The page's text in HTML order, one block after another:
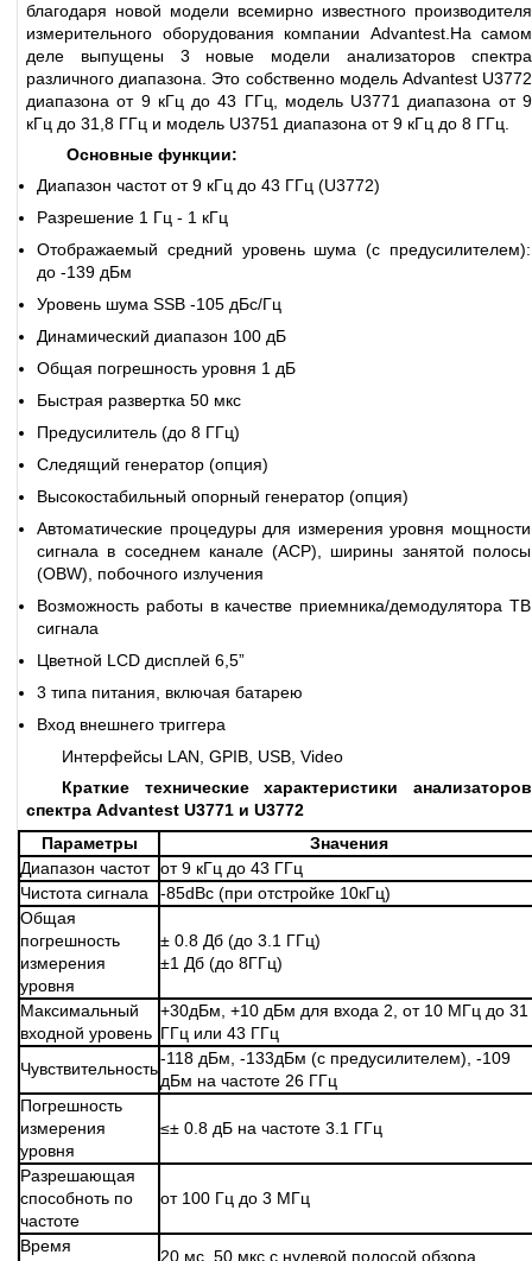
благодаря новой модели всемирно известного производителя
измерительного оборудования компании Advantest.На самом
деле выпущены 3 новые модели анализаторов спектра
различного диапазона. Это собственно модель Advantest U3772
диапазона от 9 кГц до 43 ГГц, модель U3771 диапазона от 9
кГц до 31,8 ГГц и модель U3751 диапазона от 9 кГц до 8 ГГц.
Основные функции:
Диапазон частот от 9 кГц до 43 ГГц (U3772)
Разрешение 1 Гц - 1 кГц
Отображаемый средний уровень шума (с предусилителем):
до -139 дБм
Уровень шума SSB -105 дБс/Гц
Динамический диапазон 100 дБ
Общая погрешность уровня 1 дБ
Быстрая развертка 50 мкс
Предусилитель (до 8 ГГц)
Следящий генератор (опция)
Высокостабильный опорный генератор (опция)
Автоматические процедуры для измерения уровня мощности
сигнала в соседнем канале (ACP), ширины занятой полосы
(OBW), побочного излучения
Возможность работы в качестве приемника/демодулятора ТВ
сигнала
Цветной LCD дисплей 6,5”
3 типа питания, включая батарею
Вход внешнего триггера
Интерфейсы LAN, GPIB, USB, Video
Краткие технические характеристики анализаторов
спектра Advantest U3771 и U3772
Параметры
Значения
Диапазон частот от 9 кГц до 43 ГГц
Чистота сигнала
-85dBc (при отстройке 10кГц)
Общая
погрешность
измерения
уровня
± 0.8 Дб (до 3.1 ГГц)
±1 Дб (до 8ГГц)
Максимальный
входной уровень
+30дБм, +10 дБм для входа 2, от 10 МГц до 31
ГГц или 43 ГГц
Чувствительность
-118 дБм, -133дБм (с предусилителем), -109
дБм на частоте 26 ГГц
Погрешность
измерения
уровня
≤± 0.8 дБ на частоте 3.1 ГГц
Разрешающая
способноть по
частоте
от 100 Гц до 3 МГц
Время
20 мс, 50 мкс с нулевой полосой обзора